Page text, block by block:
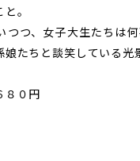
。
つ、女子大生たちは
たちと談笑している光
８０円